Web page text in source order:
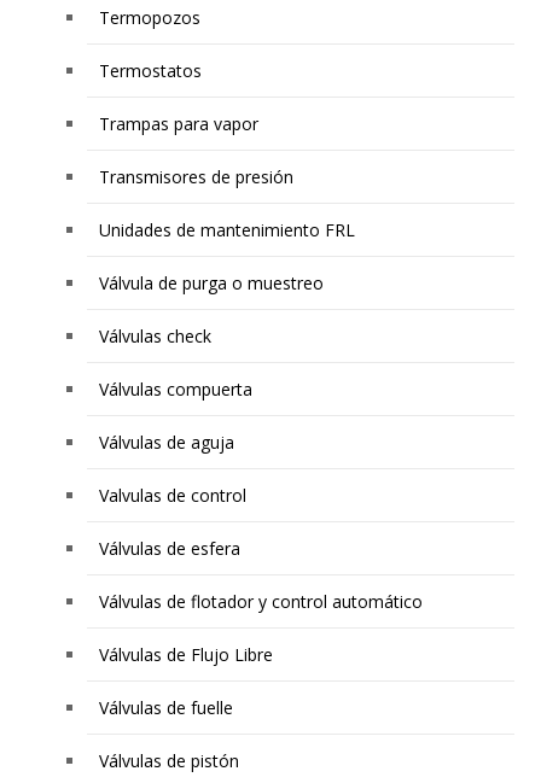
Termopozos
Termostatos
Trampas para vapor
Transmisores de presión
Unidades de mantenimiento FRL
Válvula de purga o muestreo
Válvulas check
Válvulas compuerta
Válvulas de aguja
Valvulas de control
Válvulas de esfera
Válvulas de flotador y control automático
Válvulas de Flujo Libre
Válvulas de fuelle
Válvulas de pistón